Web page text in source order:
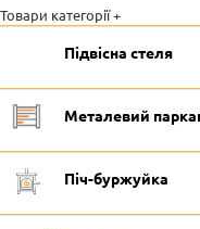
Товари категорії +
Підвісна стеля
Металевий
Піч-буржуйка